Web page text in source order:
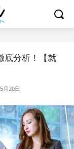
底分析！【就
月20日